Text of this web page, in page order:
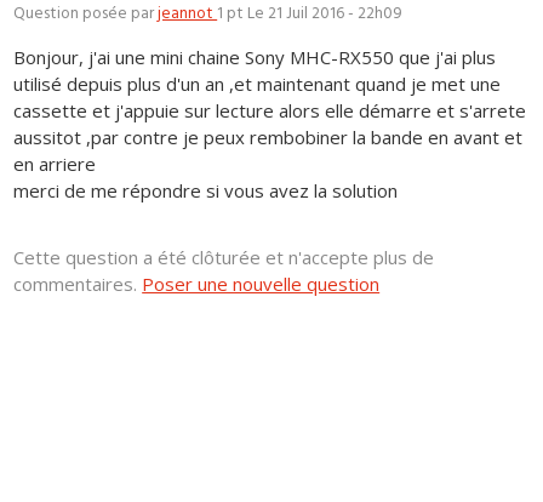
Question posée parjeannot1 pt Le 21 Juil 2016 - 22h09
Bonjour, j'ai une mini chaine Sony MHC-RX550 que j'ai plus
utilisé depuis plus d'un an ,et maintenant quand je met une
cassette et j'appuie sur lecture alors elle démarre et s'arrete
aussitot ,par contre je peux rembobiner la bande en avant et
en arriere
merci de me répondre si vous avez la solution
Cette question a été clôturée et n'accepte plus de
commentaires. Poser une nouvelle question